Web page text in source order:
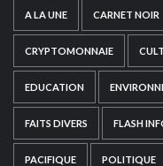
A LA UNE CARNET NOIR
CRYPTOMONNAIE
EDUCATION
FAITS DIVERS FLASH
PACIFIQUE POLITIQUE